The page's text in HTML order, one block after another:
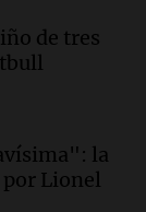
conflicto
Doña
de tres
la
por Lionel